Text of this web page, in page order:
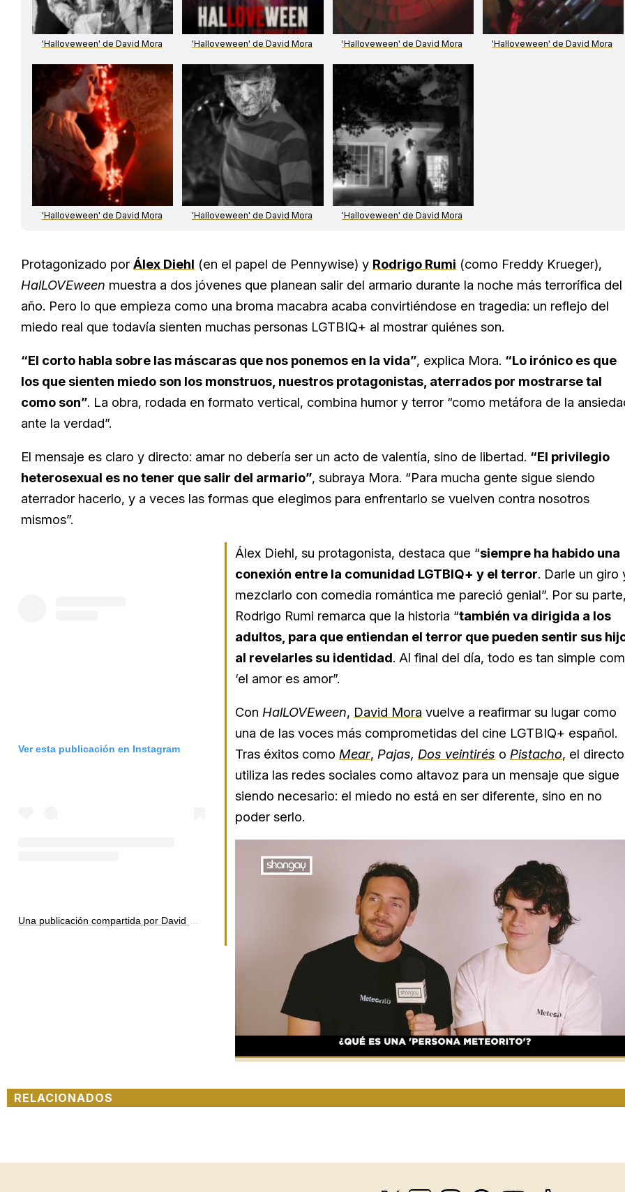
'Halloveween' de David Mora 'Halloveween' de David Mora 'Halloveween' de David Mora 'Halloveween' de David Mora
'Halloveween' de David Mora 'Halloveween' de David Mora 'Halloveween' de David Mora
Protagonizado por Álex Diehl (en el papel de Pennywise) y Rodrigo Rumi (como Freddy Krueger),
HalLOVEween muestra a dos jóvenes que planean salir del armario durante la noche más terrorífica del
año. Pero lo que empieza como una broma macabra acaba convirtiéndose en tragedia: un reflejo del
miedo real que todavía sienten muchas personas LGTBIQ+ al mostrar quiénes son.
“El corto habla sobre las máscaras que nos ponemos en la vida”, explica Mora. “Lo irónico es que
los que sienten miedo son los monstruos, nuestros protagonistas, aterrados por mostrarse tal
como son”. La obra, rodada en formato vertical, combina humor y terror “como metáfora de la
ante la verdad”.
El mensaje es claro y directo: amar no debería ser un acto de valentía, sino de libertad. “El privilegio
heterosexual es no tener que salir del armario”, subraya Mora. “Para mucha gente sigue siendo
aterrador hacerlo, y a veces las formas que elegimos para enfrentarlo se vuelven contra nosotros
mismos”.
Ver esta publicación en Instagram
Álex Diehl, su protagonista, destaca que “siempre ha habido una
conexión entre la comunidad LGTBIQ+ y el terror. Darle un giro
mezclarlo con comedia romántica me pareció genial”. Por su
Rodrigo Rumi remarca que la historia “también va dirigida a los
adultos, para que entiendan el terror que pueden sentir sus
al revelarles su identidad. Al final del día, todo es tan simple
‘el amor es amor”.
Con HalLOVEween, David Mora vuelve a reafirmar su lugar como
una de las voces más comprometidas del cine LGTBIQ+ español.
Tras éxitos como Mear, Pajas, Dos veintirés o Pistacho, el
utiliza las redes sociales como altavoz para un mensaje que sigue
siendo necesario: el miedo no está en ser diferente, sino en no
poder serlo.
Unmute Loaded:
100.00%
RELACIONADOS